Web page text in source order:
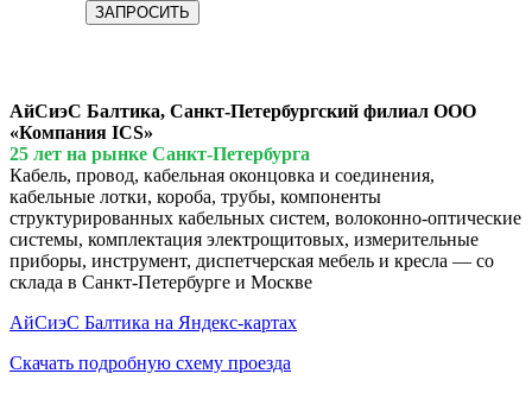
ЗАПРОСИТЬ
АйСиэС Балтика, Санкт-Петербургский филиал ООО
«Компания ICS»
25 лет на рынке Санкт-Петербурга
Кабель, провод, кабельная оконцовка и соединения,
кабельные лотки, короба, трубы, компоненты
структурированных кабельных систем, волоконно-оптические
системы, комплектация электрощитовых, измерительные
приборы, инструмент, диспетчерская мебель и кресла — со
склада в Санкт-Петербурге и Москве
АйСиэС Балтика на Яндекс-картах
Скачать подробную схему проезда